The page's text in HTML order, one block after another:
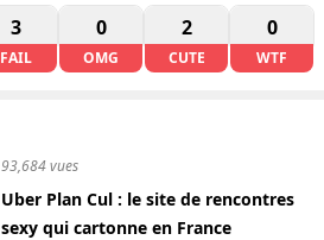
3
FAIL
0
OMG
2
CUTE
0
WTF
93,684 vues
Uber Plan Cul : le site de rencontres
sexy qui cartonne en France